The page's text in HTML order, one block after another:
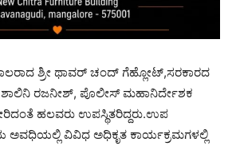
ಶ್ರೀ ಥಾವರ್ ಚಂದ್ ಗೆಹ್ಲೋಟ್,ಸರಕಾರದ
ರಜನೀಶ್, ಪೊಲೀಸ್ ಮಹಾನಿರ್ದೇಶಕ‌
ಹಲವರು ಉಪಸ್ಥಿತರಿದ್ದರು.ಉಪ
ಅವಧಿಯಲ್ಲಿ ವಿವಿಧ ಅಧಿಕೃತ ಕಾರ್ಯಕ್ರಮಗಳಲ್ಲಿ